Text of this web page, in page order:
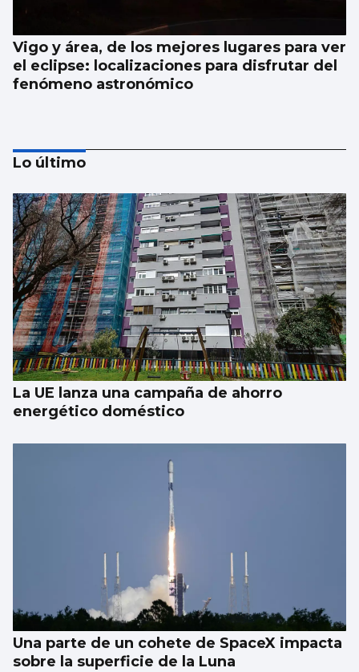
Vigo y área, de los mejores lugares para ver
el eclipse: localizaciones para disfrutar del
fenómeno astronómico
La meteorología será benévola para
observar el eclipse del 12 de agosto
Lo último
La UE lanza una campaña de ahorro
energético doméstico
Una parte de un cohete de SpaceX impacta
sobre la superficie de la Luna